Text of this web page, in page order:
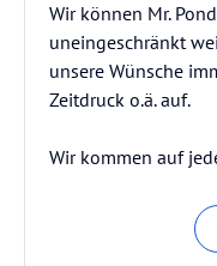
Wir können Mr.
uneingeschränkt
unsere Wünsche
Zeitdruck o.ä. auf.
Wir kommen auf